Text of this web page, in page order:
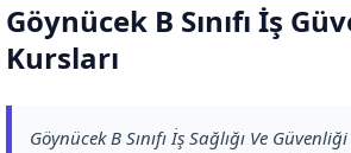
Göynücek B Sınıfı İş
Kursları
Göynücek B Sınıfı İş Sağlığı Ve